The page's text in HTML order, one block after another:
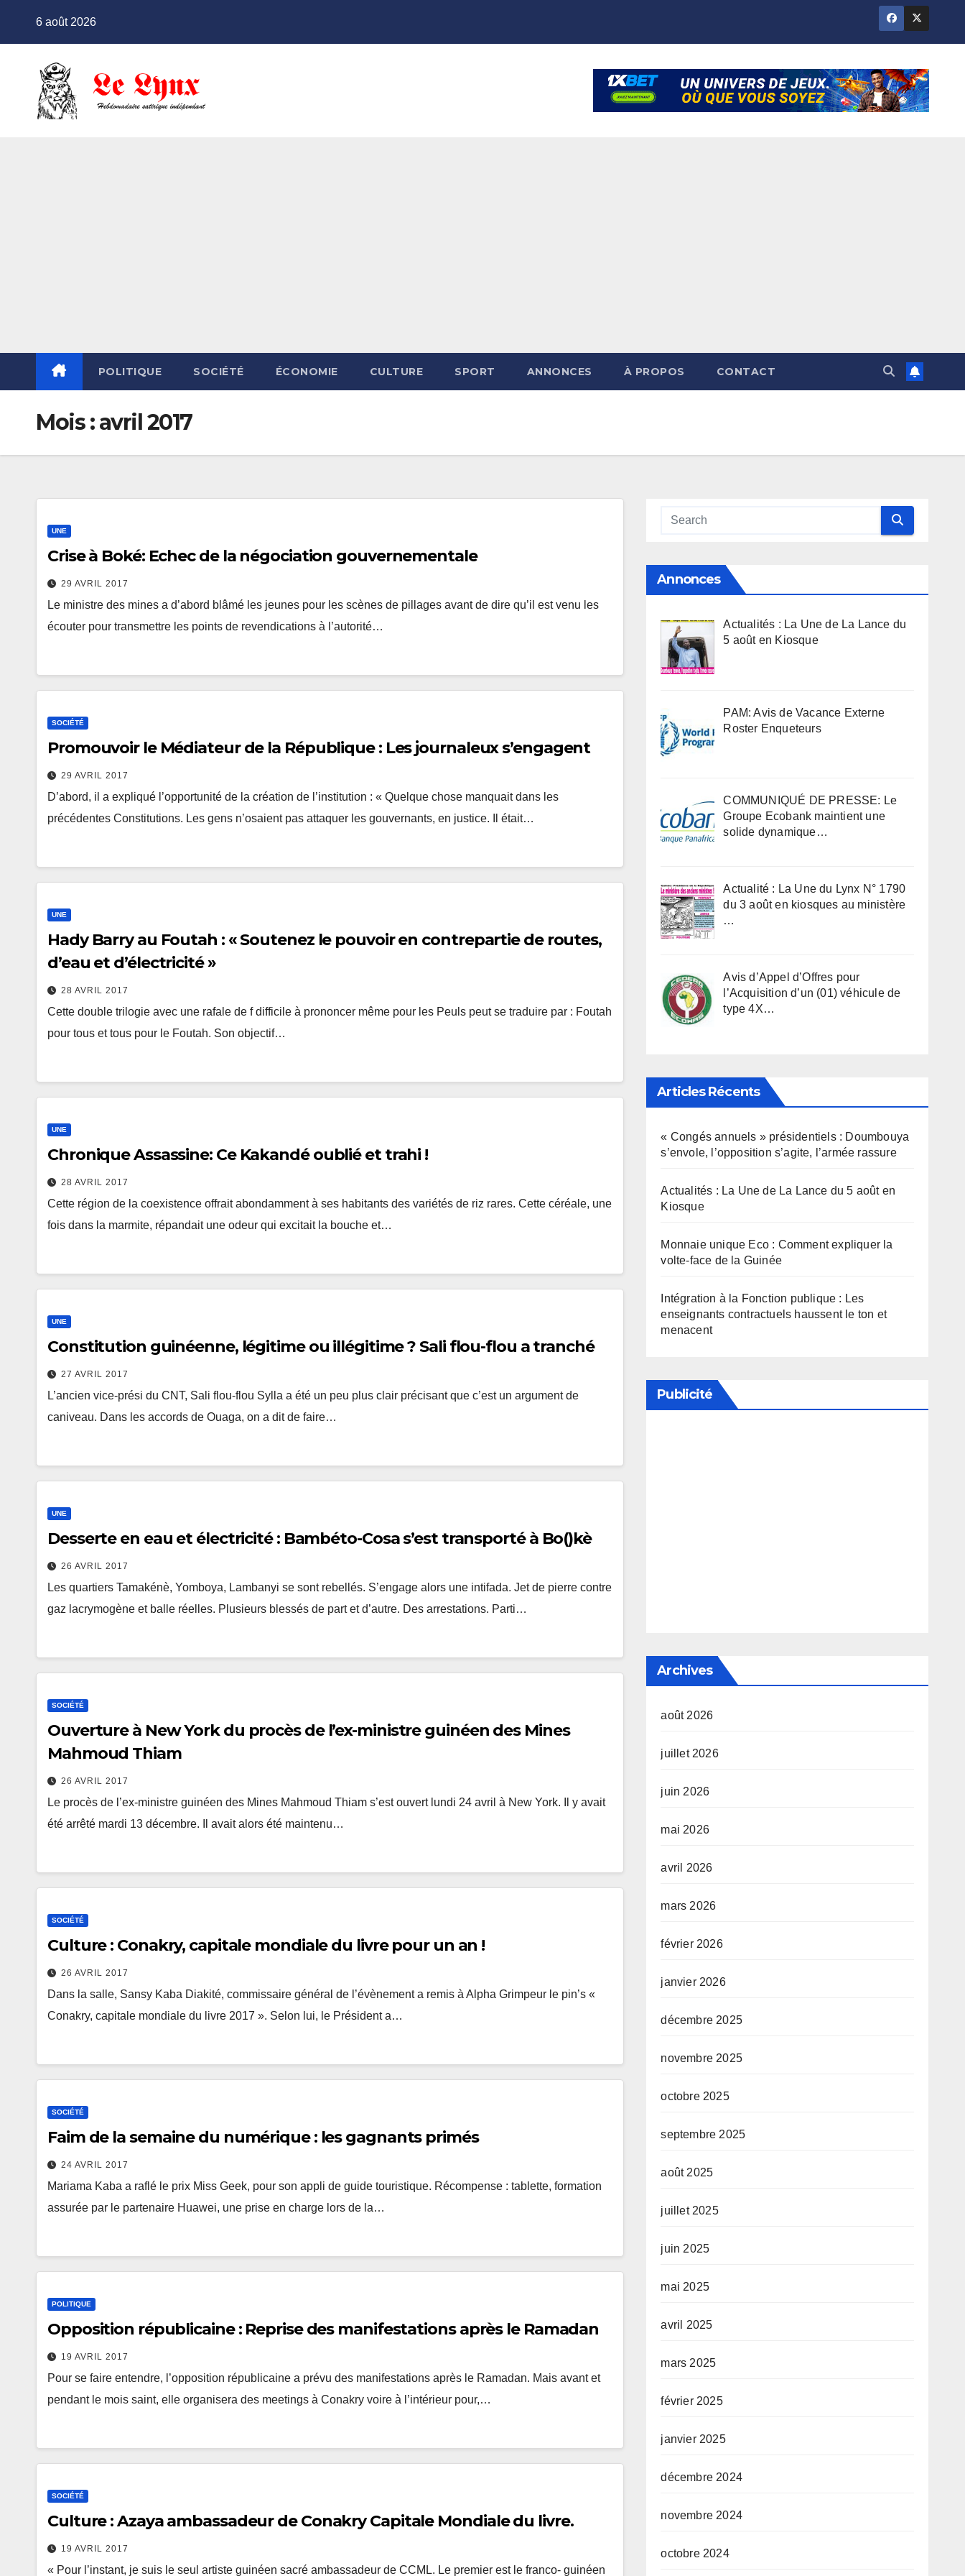
6 août 2026
POLITIQUE SOCIÉTÉ ÉCONOMIE CULTURE SPORT ANNONCES À PROPOS CONTACT
Mois :avril 2017
UNE
Crise à Boké: Echec de la négociation gouvernementale
29 AVRIL 2017
Le ministre des mines a d’abord blâmé les jeunes pour les scènes de pillages avant de dire qu’il est venu les
écouter pour transmettre les points de revendications à l’autorité…
SOCIÉTÉ
Promouvoir le Médiateur de la République : Les journaleux s’engagent
29 AVRIL 2017
D’abord, il a expliqué l’opportunité de la création de l’institution : « Quelque chose manquait dans les
précédentes Constitutions. Les gens n’osaient pas attaquer les gouvernants, en justice. Il était…
UNE
Hady Barry au Foutah : « Soutenez le pouvoir en contrepartie de routes,
d’eau et d’électricité »
28 AVRIL 2017
Cette double trilogie avec une rafale de f difficile à prononcer même pour les Peuls peut se traduire par : Foutah
pour tous et tous pour le Foutah. Son objectif…
UNE
Chronique Assassine: Ce Kakandé oublié et trahi !
28 AVRIL 2017
Cette région de la coexistence offrait abondamment à ses habitants des variétés de riz rares. Cette céréale, une
fois dans la marmite, répandait une odeur qui excitait la bouche et…
UNE
Constitution guinéenne, légitime ou illégitime ? Sali flou-flou a tranché
27 AVRIL 2017
L’ancien vice-prési du CNT, Sali flou-flou Sylla a été un peu plus clair précisant que c’est un argument de
caniveau. Dans les accords de Ouaga, on a dit de faire…
UNE
Desserte en eau et électricité : Bambéto-Cosa s’est transporté à Bo()kè
26 AVRIL 2017
Les quartiers Tamakénè, Yomboya, Lambanyi se sont rebellés. S’engage alors une intifada. Jet de pierre contre
gaz lacrymogène et balle réelles. Plusieurs blessés de part et d’autre. Des arrestations. Parti…
SOCIÉTÉ
Ouverture à New York du procès de l’ex-ministre guinéen des Mines
Mahmoud Thiam
26 AVRIL 2017
Le procès de l’ex-ministre guinéen des Mines Mahmoud Thiam s’est ouvert lundi 24 avril à New York. Il y avait
été arrêté mardi 13 décembre. Il avait alors été maintenu…
SOCIÉTÉ
Culture : Conakry, capitale mondiale du livre pour un an !
26 AVRIL 2017
Dans la salle, Sansy Kaba Diakité, commissaire général de l’évènement a remis à Alpha Grimpeur le pin’s «
Conakry, capitale mondiale du livre 2017 ». Selon lui, le Président a…
SOCIÉTÉ
Faim de la semaine du numérique : les gagnants primés
24 AVRIL 2017
Mariama Kaba a raflé le prix Miss Geek, pour son appli de guide touristique. Récompense : tablette, formation
assurée par le partenaire Huawei, une prise en charge lors de la…
POLITIQUE
Opposition républicaine : Reprise des manifestations après le Ramadan
19 AVRIL 2017
Pour se faire entendre, l’opposition républicaine a prévu des manifestations après le Ramadan. Mais avant et
pendant le mois saint, elle organisera des meetings à Conakry voire à l’intérieur pour,…
SOCIÉTÉ
Culture : Azaya ambassadeur de Conakry Capitale Mondiale du livre.
19 AVRIL 2017
« Pour l’instant, je suis le seul artiste guinéen sacré ambassadeur de CCML. Le premier est le franco- guinéen
Annonces
Actualités : La Une de La Lance du
5 août en Kiosque
PAM: Avis de Vacance Externe
Roster Enqueteurs
COMMUNIQUÉ DE PRESSE: Le
Groupe Ecobank maintient une
solide dynamique…
Actualité : La Une du Lynx N° 1790
du 3 août en kiosques au ministère
…
Avis d’Appel d’Offres pour
l’Acquisition d’un (01) véhicule de
type 4X…
Articles Récents
« Congés annuels » présidentiels : Doumbouya
s’envole, l’opposition s’agite, l’armée rassure
Actualités : La Une de La Lance du 5 août en
Kiosque
Monnaie unique Eco : Comment expliquer la
volte-face de la Guinée
Intégration à la Fonction publique : Les
enseignants contractuels haussent le ton et
menacent
Publicité
Archives
août 2026
juillet 2026
juin 2026
mai 2026
avril 2026
mars 2026
février 2026
janvier 2026
décembre 2025
novembre 2025
octobre 2025
septembre 2025
août 2025
juillet 2025
juin 2025
mai 2025
avril 2025
mars 2025
février 2025
janvier 2025
décembre 2024
novembre 2024
octobre 2024